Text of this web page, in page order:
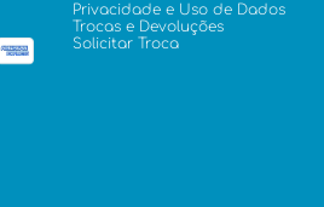
Privacidade e Uso de Dados
Trocas e Devoluções
Solicitar Troca